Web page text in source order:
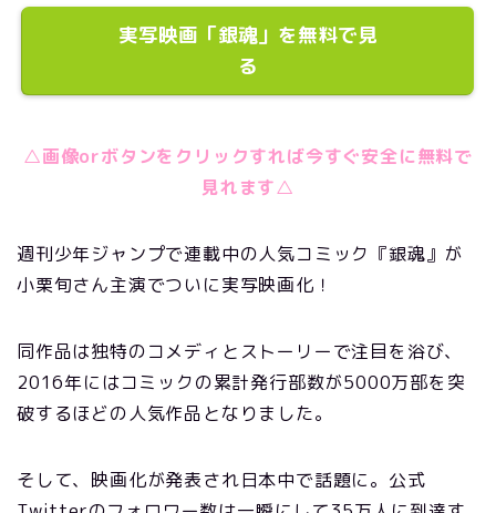
実写映画「銀魂」を無料で見
る
△画像orボタンをクリックすれば今すぐ安全に無料で
見れます△
週刊少年ジャンプで連載中の人気コミック『銀魂』が
小栗旬さん主演でついに実写映画化！
同作品は独特のコメディとストーリーで注目を浴び、
2016年にはコミックの累計発行部数が5000万部を突
破するほどの人気作品となりました。
そして、映画化が発表され日本中で話題に。公式